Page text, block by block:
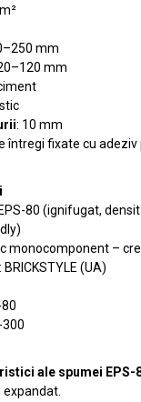
mm
mm
: 10 mm
întregi fixate cu adeziv
80 (ignifugat,
monocomponent –
: BRICKSTYLE (UA)
ale spumei EPS-
expandat.